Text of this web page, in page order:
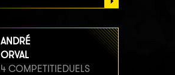
ANDRÉ
ORVAL
4 COMPETITIEDUELS